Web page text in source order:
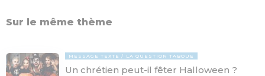
Sur le même thème
MESSAGE TEXTE LA QUESTION TABOUE
Un chrétien peut-il fêter Halloween ?